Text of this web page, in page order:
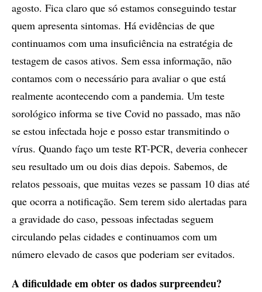
agosto. Fica claro que só estamos conseguindo testar
quem apresenta sintomas. Há evidências de que
continuamos com uma insuficiência na estratégia de
testagem de casos ativos. Sem essa informação, não
contamos com o necessário para avaliar o que está
realmente acontecendo com a pandemia. Um teste
sorológico informa se tive Covid no passado, mas não
se estou infectada hoje e posso estar transmitindo o
vírus. Quando faço um teste RT-PCR, deveria conhecer
seu resultado um ou dois dias depois. Sabemos, de
relatos pessoais, que muitas vezes se passam 10 dias até
que ocorra a notificação. Sem terem sido alertadas para
a gravidade do caso, pessoas infectadas seguem
circulando pelas cidades e continuamos com um
número elevado de casos que poderiam ser evitados.
A dificuldade em obter os dados surpreendeu?